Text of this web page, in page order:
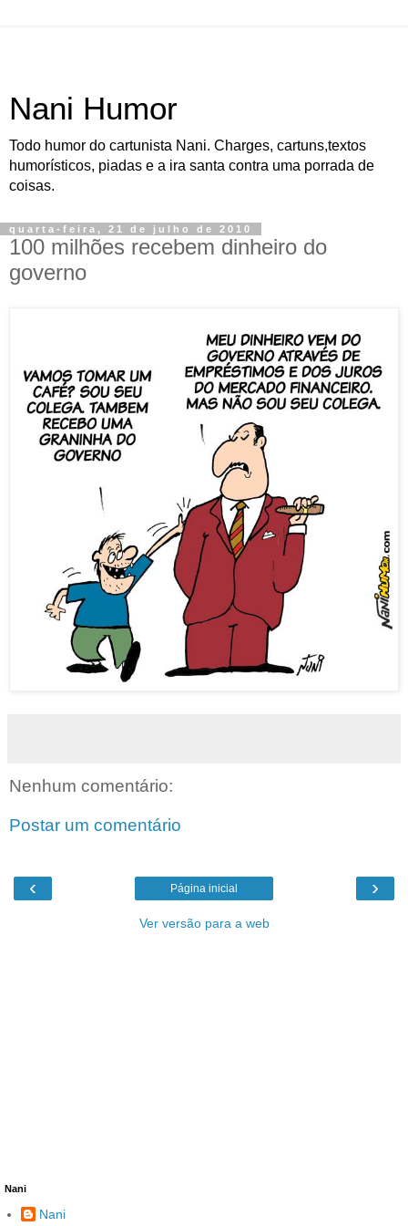
Nani Humor
Todo humor do cartunista Nani. Charges, cartuns,textos
humorísticos, piadas e a ira santa contra uma porrada de
coisas.
quarta-feira, 21 de julho de 2010
100 milhões recebem dinheiro do
governo
Nenhum comentário:
Postar um comentário
‹ ›
Página inicial
Ver versão para a web
Nani
Nani